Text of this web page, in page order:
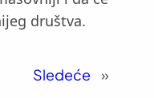
društva.
Sledeće »